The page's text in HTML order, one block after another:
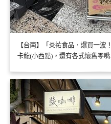
【台南】「炎祐食品．爆買一
卡龍(小西點)，還有各式懷舊零嘴.